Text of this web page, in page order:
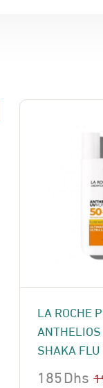
LA ROCHE
SHAKA FLU ..
185Dhs